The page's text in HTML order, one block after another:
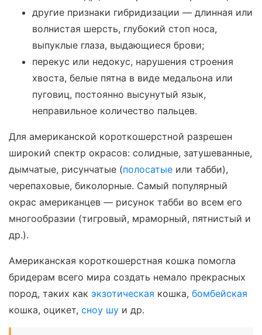
другие признаки гибридизации — длинная или
волнистая шерсть, глубокий стоп носа,
выпуклые глаза, выдающиеся брови;
перекус или недокус, нарушения строения
хвоста, белые пятна в виде медальона или
пуговиц, постоянно высунутый язык,
неправильное количество пальцев.
Для американской короткошерстной разрешен
широкий спектр окрасов: солидные, затушеванные,
дымчатые, рисунчатые (полосатые или табби),
черепаховые, биколорные. Самый популярный
окрас американцев — рисунок табби во всем его
многообразии (тигровый, мраморный, пятнистый и
др.).
Американская короткошерстная кошка помогла
бридерам всего мира создать немало прекрасных
пород, таких как экзотическая кошка, бомбейская
кошка, оцикет, сноу шу и др.